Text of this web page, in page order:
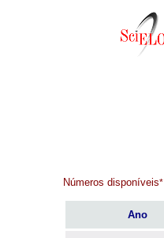
Números disponíveis*
Ano